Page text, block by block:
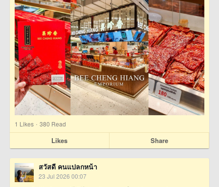
1 Likes · 380 Read
Likes Share
สวัสดี คนแปลกหน้า
23 Jul 2026 00:07